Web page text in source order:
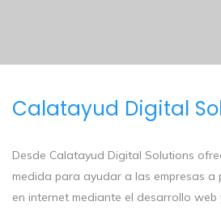
Calatayud Digital
Desde Calatayud Digital Solutions
medida para ayudar a las empresas a
en internet mediante el desarrollo